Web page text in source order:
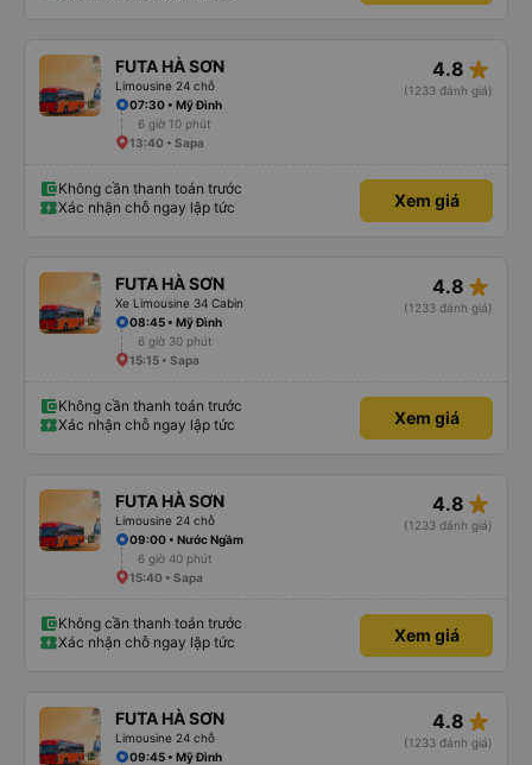
FUTA HÀ SƠN
Limousine 24 chỗ
4.8 star_rate
(1233 đánh giá)
07:30 • Mỹ Đình
6 giờ 10 phút
13:40 • Sapa
Không cần thanh toán trước
Xác nhận chỗ ngay lập tức
Xem giá
FUTA HÀ SƠN
Xe Limousine 34 Cabin
4.8 star_rate
(1233 đánh giá)
08:45 • Mỹ Đình
6 giờ 30 phút
15:15 • Sapa
Không cần thanh toán trước
Xác nhận chỗ ngay lập tức
Xem giá
FUTA HÀ SƠN
Limousine 24 chỗ
4.8 star_rate
(1233 đánh giá)
09:00 • Nước Ngầm
6 giờ 40 phút
15:40 • Sapa
Không cần thanh toán trước
Xác nhận chỗ ngay lập tức
Xem giá
FUTA HÀ SƠN
Limousine 24 chỗ
4.8 star_rate
(1233 đánh giá)
09:45 • Mỹ Đình